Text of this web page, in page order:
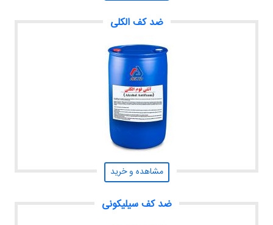
ضد کف الکلی
مشاهده و خرید
ضد کف سیلیکونی